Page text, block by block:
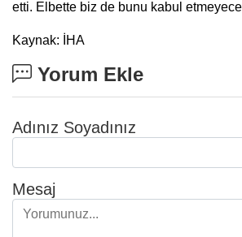
etti. Elbette biz de bunu kabul
Kaynak: İHA
Yorum Ekle
Adınız Soyadınız
Mesaj